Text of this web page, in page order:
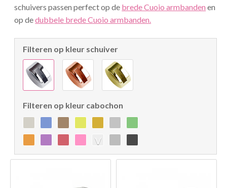
schuivers passen perfect op de brede Cuoio armbanden en
op dedubbele brede Cuoio armbanden.
Filteren op kleur schuiver
Filteren op kleur cabochon
v